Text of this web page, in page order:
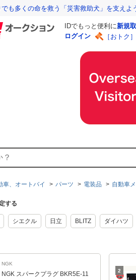
でも多くの命を救う「災害救助犬」を支えよ
IDでもっと便利に新規
ログイン
［おトク
車、オートバイ パーツ 電装品 自動車
する
シエクル 日立 BLITZ ダイハツ
NGK
NGK スパークプラグ BKR5E-11
2